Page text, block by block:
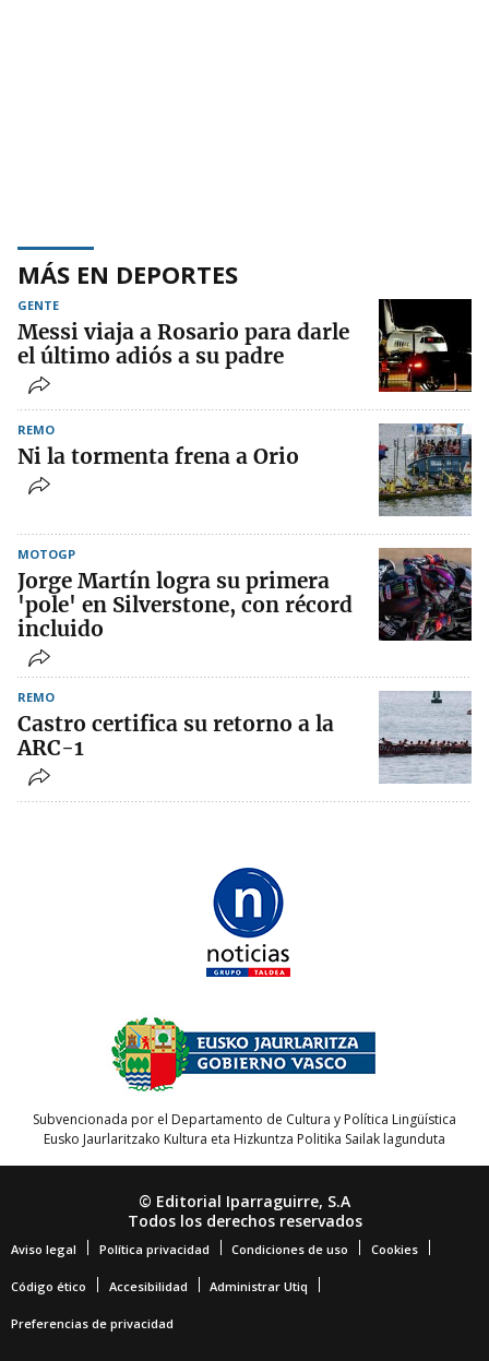
MÁS EN DEPORTES
GENTE
Messi viaja a Rosario para darle
el último adiós a su padre
REMO
Ni la tormenta frena a Orio
MOTOGP
Jorge Martín logra su primera
'pole' en Silverstone, con récord
incluido
REMO
Castro certifica su retorno a la
ARC-1
Subvencionada por el Departamento de Cultura y Política Lingüística
Eusko Jaurlaritzako Kultura eta Hizkuntza Politika Sailak lagunduta
© Editorial Iparraguirre, S.A
Todos los derechos reservados
Aviso legal Política privacidad Condiciones de uso Cookies
Código ético Accesibilidad Administrar Utiq
Preferencias de privacidad